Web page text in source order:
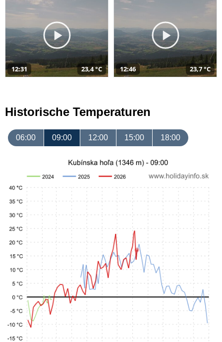
12:31 23,4 °C 12:46 23,7 °C
Historische Temperaturen
06:00 09:00 12:00 15:00 18:00